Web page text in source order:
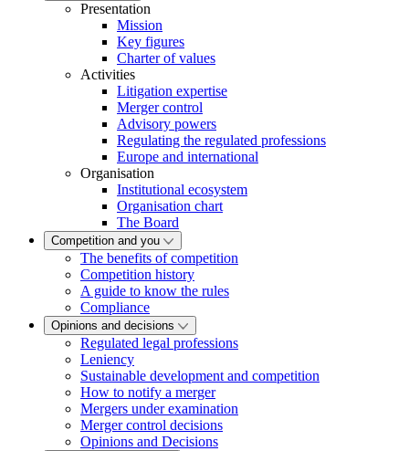
Presentation
Mission
Key figures
Charter of values
Activities
Litigation expertise
Merger control
Advisory powers
Regulating the regulated professions
Europe and international
Organisation
Institutional ecosystem
Organisation chart
The Board
Competition and you
The benefits of competition
Competition history
A guide to know the rules
Compliance
Opinions and decisions
Regulated legal professions
Leniency
Sustainable development and competition
How to notify a merger
Mergers under examination
Merger control decisions
Opinions and Decisions